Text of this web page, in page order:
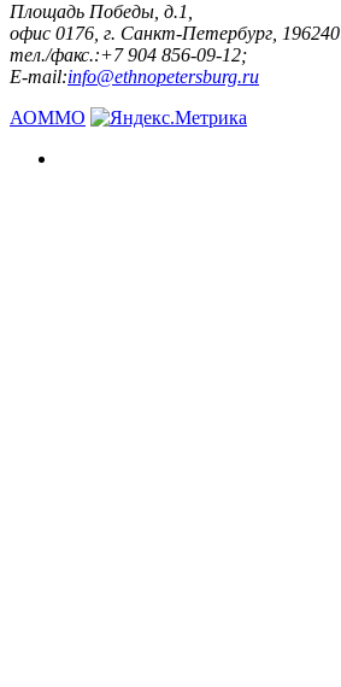
Площадь Победы, д.1,
офис 0176, г. Санкт-Петербург, 196240
тел./факс.:+7 904 856-09-12;
E-mail:info@ethnopetersburg.ru
АОММО